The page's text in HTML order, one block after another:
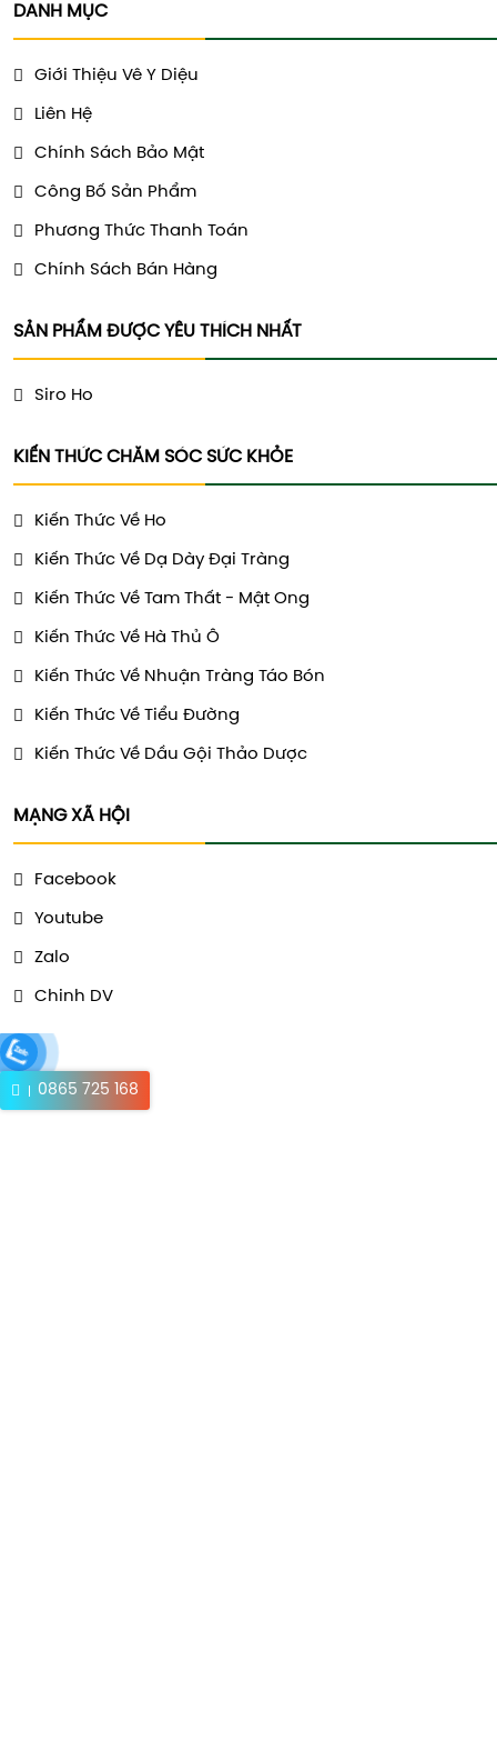
DANH MỤC
Giới Thiệu Vê Y Diệu
Liên Hệ
Chính Sách Bảo Mật
Công Bố Sản Phẩm
Phương Thức Thanh Toán
Chính Sách Bán Hàng
SẢN PHẨM ĐƯỢC YÊU THÍCH NHẤT
Siro Ho
KIẾN THỨC CHĂM SÓC SỨC KHỎE
Kiến Thức Về Ho
Kiến Thức Về Dạ Dày Đại Tràng
Kiến Thức Về Tam Thất - Mật Ong
Kiến Thức Về Hà Thủ Ô
Kiến Thức Về Nhuận Tràng Táo Bón
Kiến Thức Về Tiểu Đường
Kiến Thức Về Dầu Gội Thảo Dược
MẠNG XÃ HỘI
Facebook
Youtube
Zalo
Chinh DV
0865 725 168